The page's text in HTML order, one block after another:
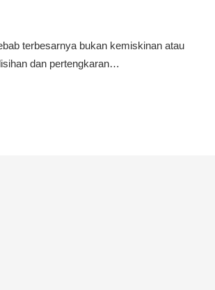
terbesarnya bukan kemiskinan atau
dan pertengkaran…